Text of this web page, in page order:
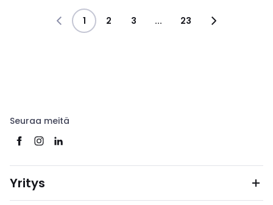
1 2 3 ... 23
Seuraa meitä
Yritys